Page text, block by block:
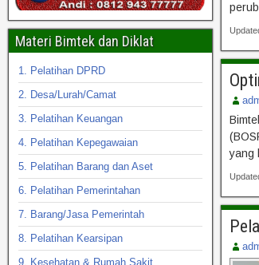
yang
Materi Bimtek dan Diklat
1. Pelatihan DPRD
2. Desa/Lurah/Camat
3. Pelatihan Keuangan
4. Pelatihan Kepegawaian
5. Pelatihan Barang dan Aset
6. Pelatihan Pemerintahan
7. Barang/Jasa Pemerintah
8. Pelatihan Kearsipan
9. Kesehatan & Rumah Sakit